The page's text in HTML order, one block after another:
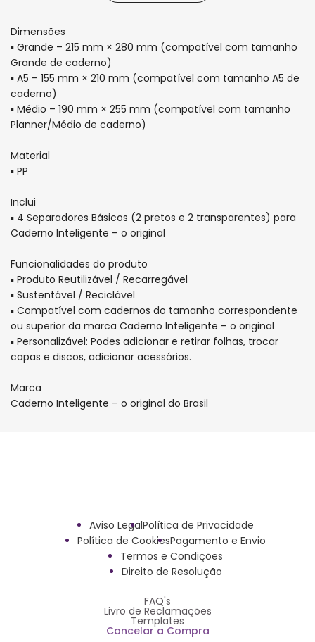
Caderno Caderno
Inteligente
Dimensões
▪ Grande – 215 mm × 280 mm (compatível com tamanho
Grande de caderno)
▪ A5 – 155 mm × 210 mm (compatível com tamanho A5 de
caderno)
▪ Médio – 190 mm × 255 mm (compatível com tamanho
Planner/Médio de caderno)
Material
▪ PP
Inclui
▪ 4 Separadores Básicos (2 pretos e 2 transparentes) para
Caderno Inteligente – o original
Funcionalidades do produto
▪ Produto Reutilizável / Recarregável
▪ Sustentável / Reciclável
▪ Compatível com cadernos do tamanho correspondente
ou superior da marca Caderno Inteligente – o original
▪ Personalizável: Podes adicionar e retirar folhas, trocar
capas e discos, adicionar acessórios.
Marca
Caderno Inteligente – o original do Brasil
Aviso LegalPolítica de Privacidade
Política de CookiesPagamento e Envio
Termos e Condições
Direito de Resolução
FAQ's
Livro de Reclamações
Templates
Cancelar a Compra